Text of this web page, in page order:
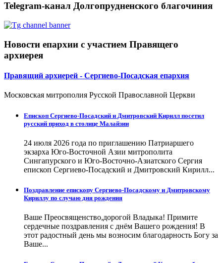
Telegram-канал Долгопрудненского благочиния
Новости епархии с участием Правящего
архиерея
Правящий архиерей - Сергиево-Посадская епархия
Московская митрополия Русской Православной Церкви
Епископ Сергиево-Посадский и Дмитровский Кирилл посетил
русский приход в столице Малайзии
24 июля 2026 года по приглашению Патриаршего
экзарха Юго-Восточной Азии митрополита
Сингапурского и Юго-Восточно-Азиатского Сергия
епископ Сергиево-Посадский и Дмитровский Кирилл...
Поздравление епископу Сергиево-Посадскому и Дмитровскому
Кириллу по случаю дня рождения
Ваше Преосвященство,дорогой Владыка! Примите
сердечные поздравления с днём Вашего рождения! В
этот радостный день мы возносим благодарность Богу за
Ваше...